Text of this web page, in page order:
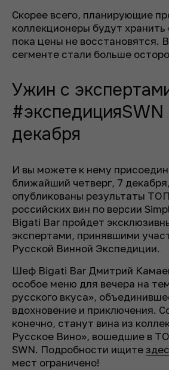
Скорее всего, планирующие
коллекционеры будут хранить
пока цены не восстановятся.
сегменте стали больше
Ужин с
декабря
И вы можете к нему
ближайший четверг, 7
опубликованы результаты
российских вин по версии
Bigati Bar пройдет
экспертами, принявшими
Русской Винной Экспедиции.
Шеф Bigati Bar Дмитрий
особое меню для вечера на
русского вкуса»,
вдохновение и приключения.
конечно, станут вина из
Русское Вино», вошедшие в
SWN. Подробности ищите
мест ограничено!